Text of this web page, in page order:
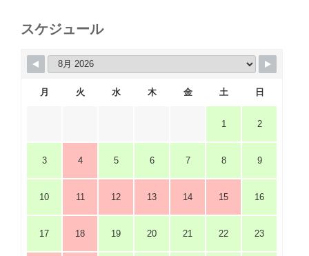
スケジュール
月 火 水 木 金 土 日
1 2
3 4 5 6 7 8 9
10 11 12 13 14 15 16
17 18 19 20 21 22 23